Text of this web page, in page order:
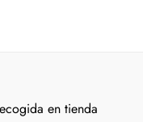
en tienda